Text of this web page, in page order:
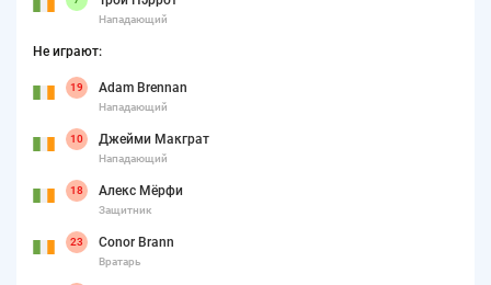
Нападающий
Не играют:
19 Adam Brennan
Нападающий
10 Джейми Макграт
Нападающий
18 Алекс Мёрфи
Защитник
23 Conor Brann
Вратарь